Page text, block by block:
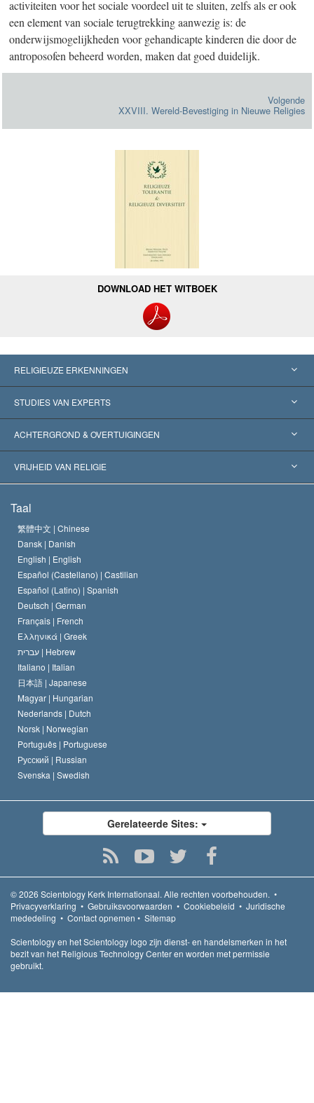
activiteiten voor het sociale voordeel uit te sluiten, zelfs als er ook
een element van sociale terugtrekking aanwezig is: de
onderwijsmogelijkheden voor gehandicapte kinderen die door de
antroposofen beheerd worden, maken dat goed duidelijk.
Volgende
XXVIII. Wereld-Bevestiging in Nieuwe Religies
DOWNLOAD HET WITBOEK
RELIGIEUZE ERKENNINGEN
Verenigde Staten
Wereldwijde Erkenningen
Historische Beslissingen
STUDIES VAN EXPERTS
Expertises per Categorie
’s Werelds Meest Vooraanstaande Experts
ACHTERGROND & OVERTUIGINGEN
L. Ron Hubbard
Het Credo van de Scientology Kerk
De Code van een Scientoloog
David Miscavige
VRIJHEID VAN RELIGIE
Internationale Mensenrechten Standaards
Verklaring over Religie
Taal
繁體中文 | Chinese
Dansk | Danish
English | English
Español (Castellano) | Castilian
Español (Latino) | Spanish
Deutsch | German
Français | French
Ελληνικά | Greek
עברית | Hebrew
Italiano | Italian
日本語 | Japanese
Magyar | Hungarian
Nederlands | Dutch
Norsk | Norwegian
Português | Portuguese
Русский | Russian
Svenska | Swedish
Gerelateerde Sites:
© 2026 Scientology Kerk Internationaal. Alle rechten voorbehouden. •
Privacyverklaring • Gebruiksvoorwaarden • Cookiebeleid • Juridische
mededeling • Contact opnemen • Sitemap
Scientology en het Scientology logo zijn dienst- en handelsmerken in het
bezit van het Religious Technology Center en worden met permissie
gebruikt.